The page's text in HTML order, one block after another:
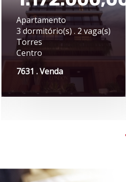
Apartamento
3 dormitório(s) . 2 vaga(s)
Torres
Centro
7631 . Venda